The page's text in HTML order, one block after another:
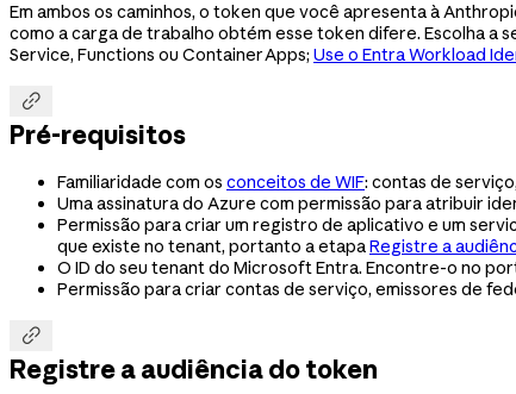
Em ambos os caminhos, o token que você apresenta à
como a carga de trabalho obtém esse token difere. Escolha a
Service, Functions ou Container Apps; Use o Entra Workload

Pré-requisitos
Familiaridade com os conceitos de WIF: contas de
Uma assinatura do Azure com permissão para atribuir
Permissão para criar um registro de aplicativo e um
que existe no tenant, portanto a etapaRegistre a
O ID do seu tenant do Microsoft Entra. Encontre-o no
Permissão para criar contas de serviço, emissores de

Registre a audiência do token